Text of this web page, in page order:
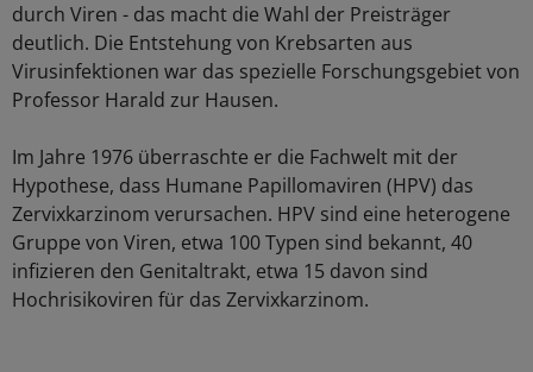
durch Viren - das macht die Wahl der Preisträger
deutlich. Die Entstehung von Krebsarten aus
Virusinfektionen war das spezielle Forschungsgebiet von
Professor Harald zur Hausen.
Im Jahre 1976 überraschte er die Fachwelt mit der
Hypothese, dass Humane Papillomaviren (HPV) das
Zervixkarzinom verursachen. HPV sind eine heterogene
Gruppe von Viren, etwa 100 Typen sind bekannt, 40
infizieren den Genitaltrakt, etwa 15 davon sind
Hochrisikoviren für das Zervixkarzinom.